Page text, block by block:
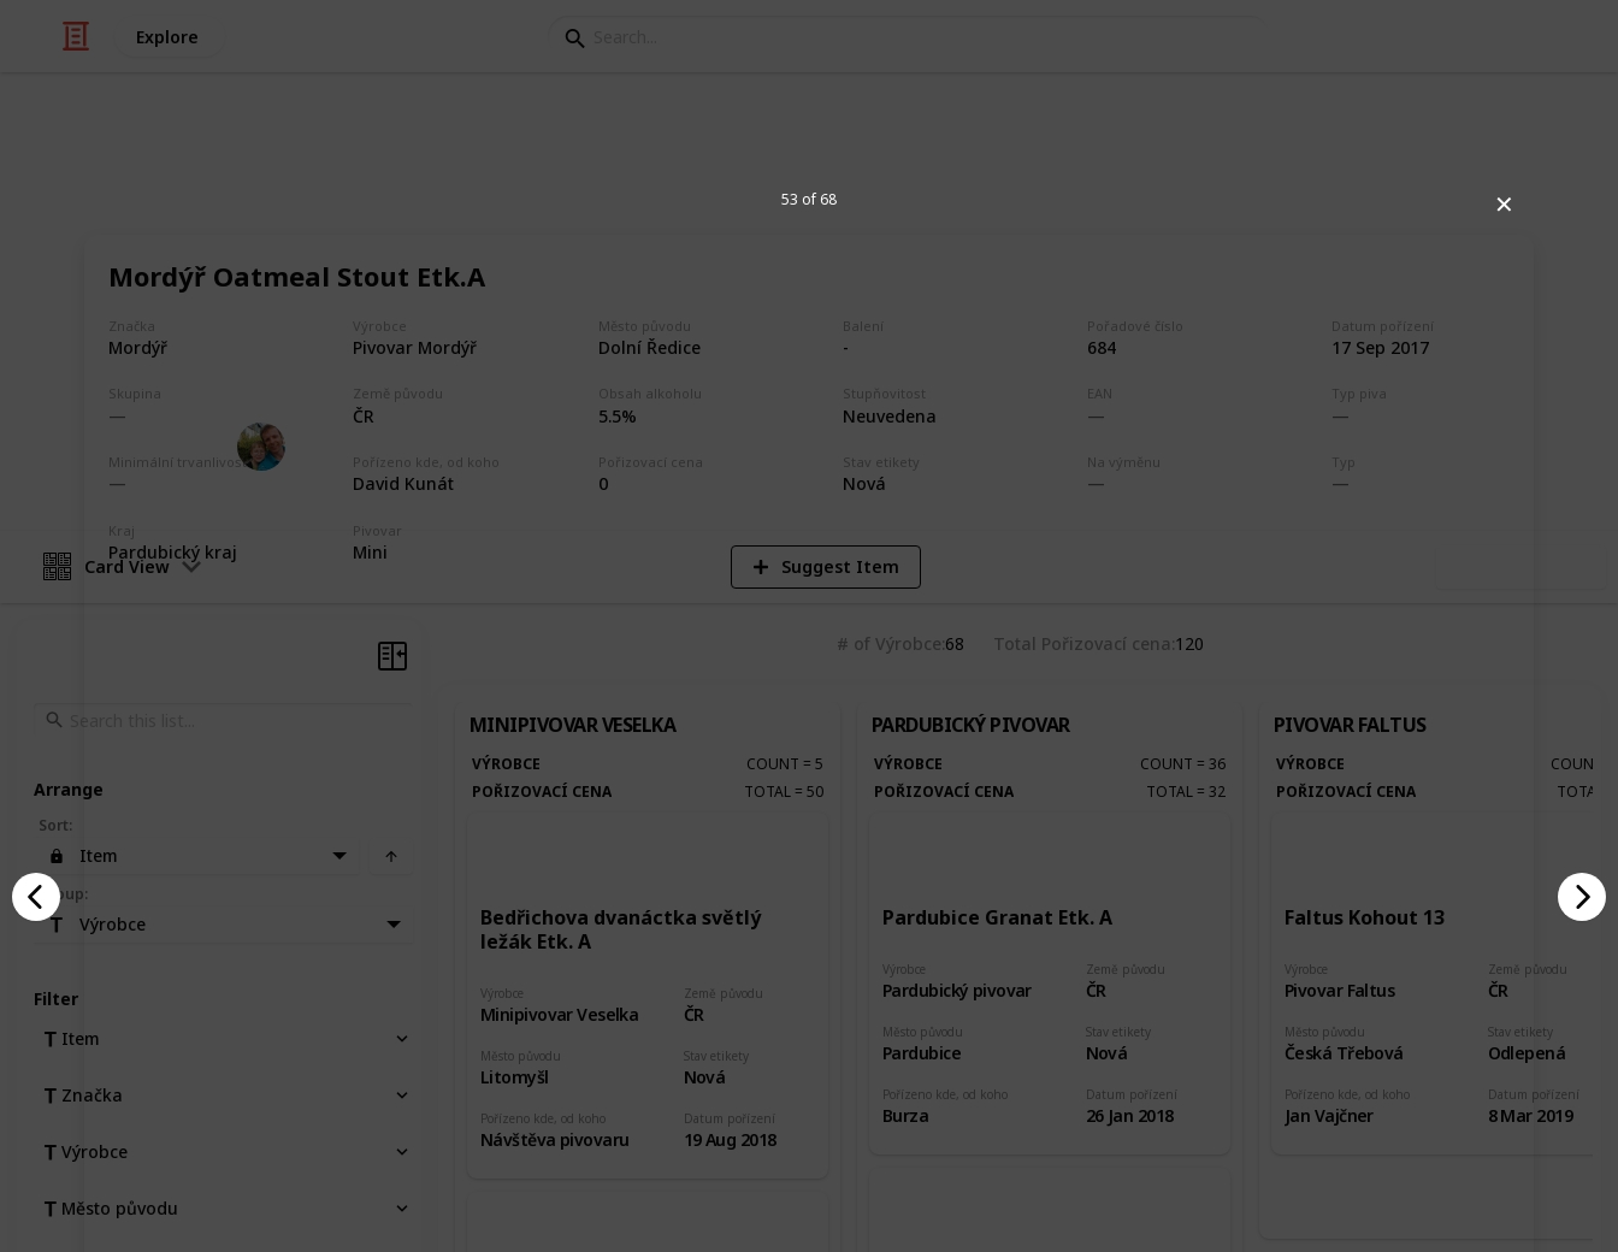
Explore
✕
Mordýř Oatmeal Stout Etk.A
Značka
Mordýř
Výrobce
Pivovar Mordýř
Město původu
Dolní Ředice
Balení
-
Pořadové číslo
684
Datum pořízení
17 Sep 2017
Skupina Země původu
ČR
Obsah alkoholu
5.5%
Stupňovitost
Neuvedena
EAN Typ piva
Minimální trvanlivost Pořízeno kde, od koho
David Kunát
Pořizovací cena
0
Stav etikety
Nová
Na výměnu Typ
Kraj
Pardubický kraj
Pivovar
Mini
53 of 68
Markova sbírka pivních etiket z pivovarů v Pardubickém kraji. Beer labels
Pardubický pivovar, Pivovar Faltus, Pivovar Mordýř, Pivovar Rychtář, Pivovar U
Černého medvěda, Pivovar Žamberk.
4th February 2020 Views Likes
Card View Suggest Item
# of Výrobce 68 Total Pořizovací cena 120
MINIPIVOVAR VESELKA
VÝROBCE COUNT = 5
POŘIZOVACÍ CENA
TOTAL = 50
Bedřichova dvanáctka světlý
ležák Etk. A
Výrobce
Minipivovar Veselka
Země původu
ČR
Pořízeno kde, od koho
Návštěva pivovaru
Stav etikety
Nová
Datum pořízení
19 Aug 2018
Město původu
Litomyšl
PARDUBICKÝ PIVOVAR
VÝROBCE COUNT = 36
POŘIZOVACÍ CENA
TOTAL = 32
Pardubice Granat Etk. A
Výrobce
Pardubický pivovar
Země původu
ČR
Pořízeno kde, od koho
Burza
Stav etikety
Nová
Datum pořízení
26 Jan 2018
Město původu
Pardubice
PIVOVAR FALTUS
VÝROBCE COUNT
POŘIZOVACÍ CENA
TOTAL
Faltus Kohout 13
Výrobce
Pivovar Faltus
Země původu
ČR
Pořízeno kde, od koho
Jan Vajčner
Stav etikety
Odlepená
Datum pořízení
8 Mar 2019
Město původu
Česká Třebová
Arrange
Sort:
Item
Group:
Výrobce
Filter
Item
Značka
Výrobce
Město původu